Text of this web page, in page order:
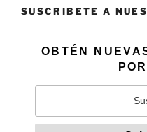
SUSCRIBETE A
OBTÉN